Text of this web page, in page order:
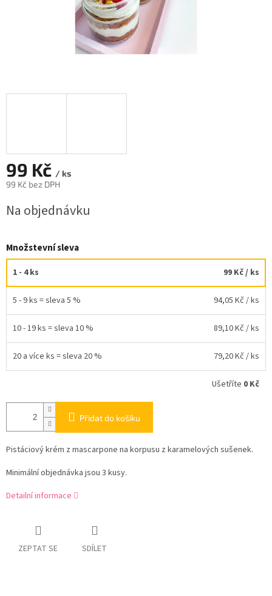
99 Kč / ks
99 Kč bez DPH
cena:
Na objednávku
Množstevní sleva
1 - 4 ks 99 Kč/ ks
5 - 9 ks = sleva 5 % 94,05 Kč / ks
10 - 19 ks = sleva 10 % 89,10 Kč / ks
20 a více ks = sleva 20 % 79,20 Kč / ks
Ušetříte 0 Kč
Přidat do košíku
Pistáciový krém z mascarpone na korpusu z karamelových sušenek.
Minimální objednávka jsou 3 kusy.
Detailní informace
ZEPTAT SE SDÍLET